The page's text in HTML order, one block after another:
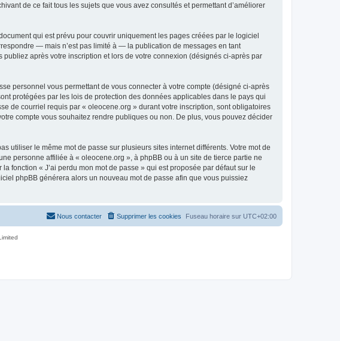
de ce fait tous les sujets que vous avez consultés et permettant d’améliorer
qui est prévu pour couvrir uniquement les pages créées par le logiciel
— mais n’est pas limité à — la publication de messages en tant
après votre inscription et lors de votre connexion (désignés ci-après par
personnel vous permettant de vous connecter à votre compte (désigné ci-après
protégées par les lois de protection des données applicables dans le pays qui
de courriel requis par « oleocene.org » durant votre inscription, sont obligatoires
compte vous souhaitez rendre publiques ou non. De plus, vous pouvez décider
utiliser le même mot de passe sur plusieurs sites internet différents. Votre mot de
personne affiliée à « oleocene.org », à phpBB ou à un site de tierce partie ne
fonction « J’ai perdu mon mot de passe » qui est proposée par défaut sur le
phpBB générera alors un nouveau mot de passe afin que vous puissiez
Fuseau horaire sur UTC+02:00
Supprimer les cookies
Nous contacter